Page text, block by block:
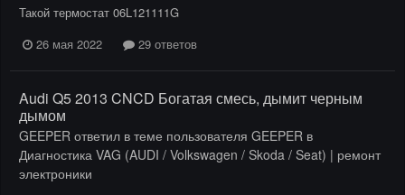
Такой термостат 06L121111G
26 мая 2022
29 ответов
Audi Q5 2013 CNCD Богатая смесь, дымит черным
дымом
GEEPER ответил в теме пользователя GEEPER в
Диагностика VAG (AUDI / Volkswagen / Skoda / Seat) | ремонт
электроники